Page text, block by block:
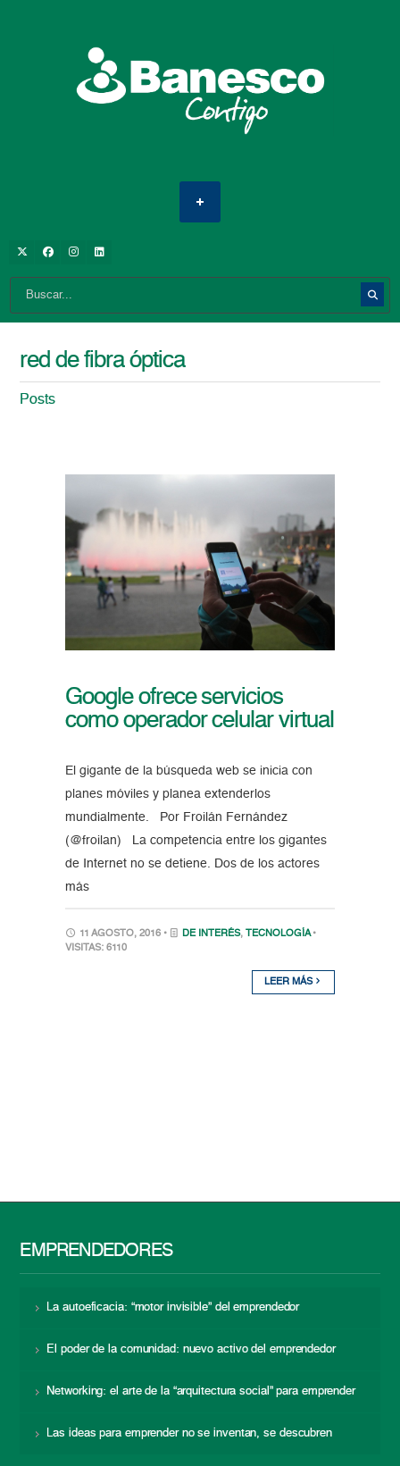
red de fibra óptica
Posts
Google ofrece servicios
como operador celular virtual
El gigante de la búsqueda web se inicia con
planes móviles y planea extenderlos
mundialmente. Por Froilán Fernández
(@froilan) La competencia entre los gigantes
de Internet no se detiene. Dos de los actores
más
11 AGOSTO, 2016 • DE INTERÉS, TECNOLOGÍA •
VISITAS: 6110
LEER MÁS
EMPRENDEDORES
La autoeficacia: “motor invisible” del emprendedor
El poder de la comunidad: nuevo activo del emprendedor
Networking: el arte de la “arquitectura social” para emprender
Las ideas para emprender no se inventan, se descubren